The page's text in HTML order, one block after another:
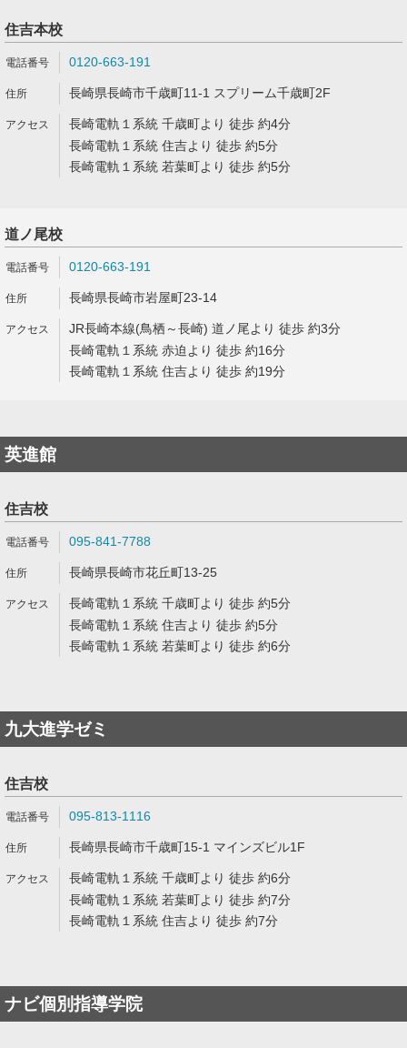
住吉本校
0120-663-191
長崎県長崎市千歳町11-1 スプリーム千歳町2F
長崎電軌１系統 千歳町より 徒歩 約4分
長崎電軌１系統 住吉より 徒歩 約5分
長崎電軌１系統 若葉町より 徒歩 約5分
道ノ尾校
0120-663-191
長崎県長崎市岩屋町23-14
JR長崎本線(鳥栖～長崎) 道ノ尾より 徒歩 約3分
長崎電軌１系統 赤迫より 徒歩 約16分
長崎電軌１系統 住吉より 徒歩 約19分
英進館
住吉校
095-841-7788
長崎県長崎市花丘町13-25
長崎電軌１系統 千歳町より 徒歩 約5分
長崎電軌１系統 住吉より 徒歩 約5分
長崎電軌１系統 若葉町より 徒歩 約6分
九大進学ゼミ
住吉校
095-813-1116
長崎県長崎市千歳町15-1 マインズビル1F
長崎電軌１系統 千歳町より 徒歩 約6分
長崎電軌１系統 若葉町より 徒歩 約7分
長崎電軌１系統 住吉より 徒歩 約7分
ナビ個別指導学院